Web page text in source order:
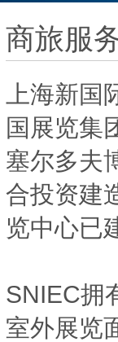
商旅服
上海新
国展览集
塞尔多夫
合投资建
览中心已
SNIEC拥
室外展览